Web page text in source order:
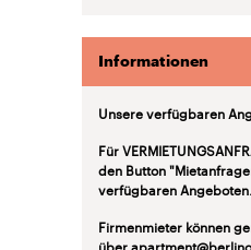
Informationen
Unsere verfügbaren
Für
den Button
verfügbaren Angeboten.
Firmenmieter können
über